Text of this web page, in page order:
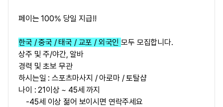
페이는 100% 당일 지급!!
한국 / 중국 / 태국 / 교포 / 외국인모두 모집합니다.
상주 및 주/야간, 알바
경력 및 초보 무관
하시는일 : 스포츠마사지 / 아로마 / 토탈샵
나이 : 21이상 ~ 45세 까지
-45세 이상 젊어 보이시면 연락주세요